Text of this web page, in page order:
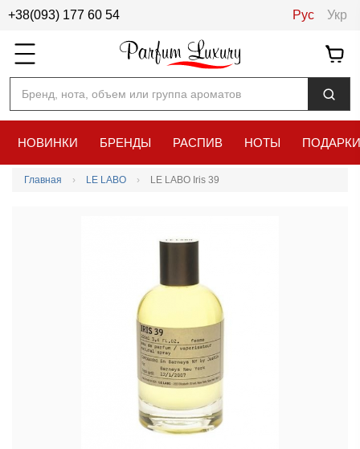
+38(093) 177 60 54 Рус Укр
Бренд, нота, объем или группа ароматов
НОВИНКИ БРЕНДЫ РАСПИВ НОТЫ ПОДАРКИ
Главная LE LABO LE LABO Iris 39